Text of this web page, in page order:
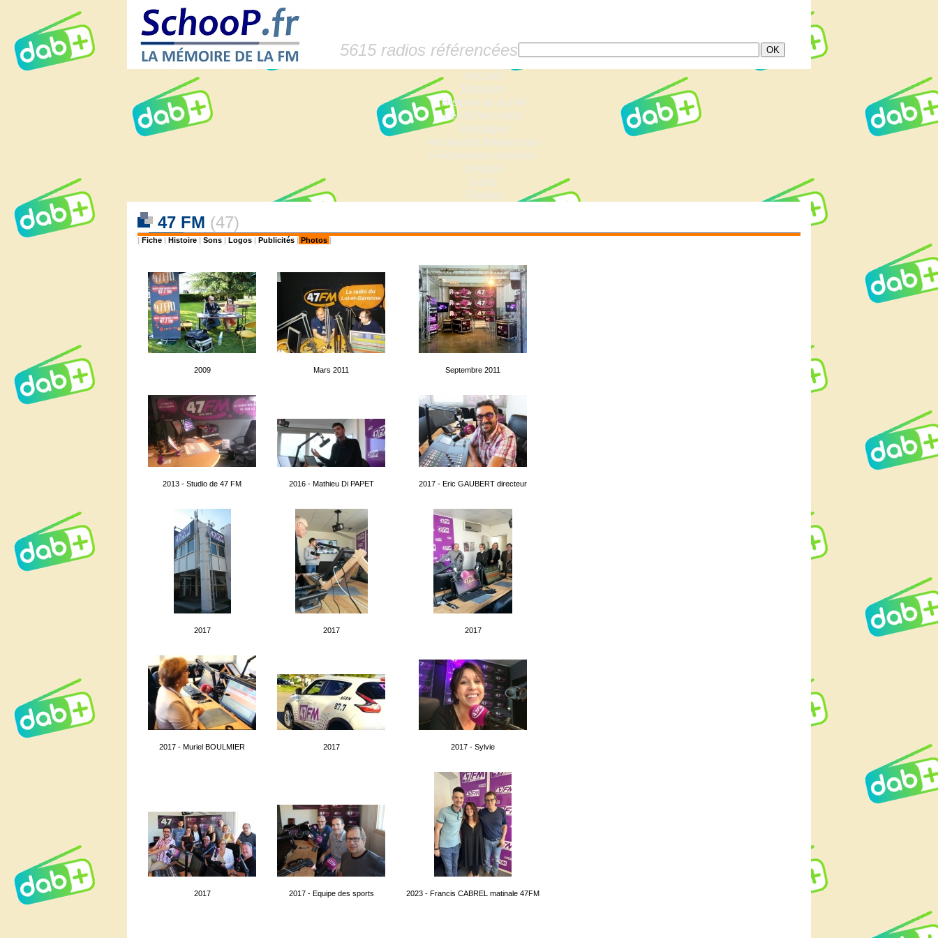
5615 radios référencées
Accueil
Dossiers
Histoire de la FM
Les fiches radio
Sondages
Anciennes fréquences
Fréquences actuelles
Lexique
Liens
Contact
47 FM (47)
| Fiche | Histoire | Sons | Logos | Publicités | Photos |
2009 Mars 2011 Septembre 2011
2013 - Studio de 47 FM 2016 - Mathieu Di PAPET 2017 - Eric GAUBERT directeur
2017 2017 2017
2017 - Muriel BOULMIER 2017 2017 - Sylvie
2017 2017 - Equipe des sports 2023 - Francis CABREL matinale 47FM